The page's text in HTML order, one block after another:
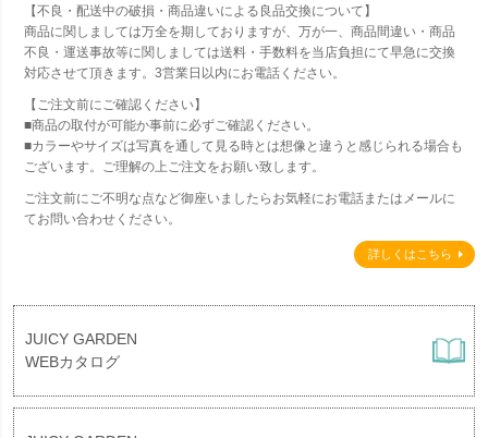
【不良・配送中の破損・商品違いによる良品交換について】
商品に関しましては万全を期しておりますが、万が一、商品間違い・商品
不良・運送事故等に関しましては送料・手数料を当店負担にて早急に交換
対応させて頂きます。3営業日以内にお電話ください。
【ご注文前にご確認ください】
■商品の取付が可能か事前に必ずご確認ください。
■カラーやサイズは写真を通して見る時とは想像と違うと感じられる場合も
ございます。ご理解の上ご注文をお願い致します。
ご注文前にご不明な点など御座いましたらお気軽にお電話またはメールに
てお問い合わせください。
詳しくはこちら
JUICY GARDEN
WEBカタログ